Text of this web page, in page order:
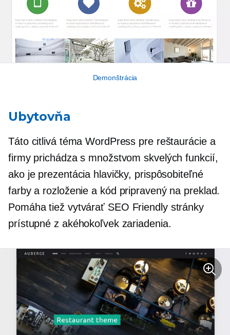
Demonštrácia
Ubytovňa
Táto citlivá téma WordPress pre reštaurácie a
firmy prichádza s množstvom skvelých funkcií,
ako je prezentácia hlavičky, prispôsobiteľné
farby a rozloženie a kód pripravený na preklad.
Pomáha tiež vytvárať SEO Friendlystránky
prístupné z akéhokoľvek zariadenia.